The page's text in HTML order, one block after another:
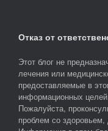
Отказ от
Этот блог не
лечения или
предоставляемые в
информационных
Пожалуйста,
проблем со